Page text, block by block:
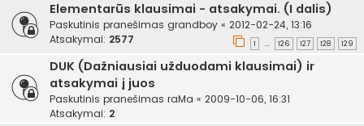
Elementarūs klausimai - atsakymai. (I dalis)
Paskutinis pranešimas grandboy « 2012-02-24, 13:16
Atsakymai: 2577 1 … 126 127 128 129
DUK (Dažniausiai užduodami klausimai) ir
atsakymai į juos
Paskutinis pranešimas raMa « 2009-10-06, 16:31
Atsakymai: 2